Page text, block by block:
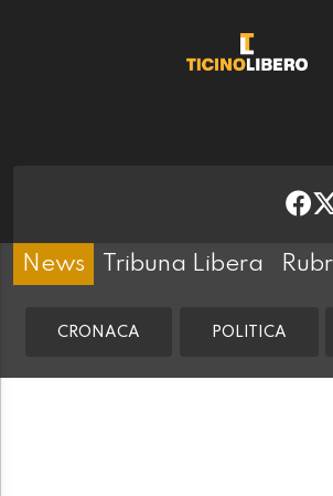
News Tribuna Libera
CRONACA POLITICA